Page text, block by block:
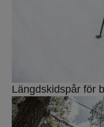
Längdskidspår för